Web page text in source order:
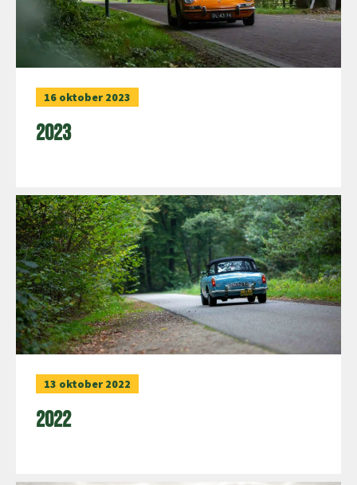
16 oktober 2023
2023
13 oktober 2022
2022